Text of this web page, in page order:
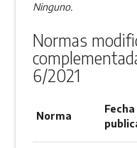
Ninguno.
Normas
6/2021
Norma
Fecha